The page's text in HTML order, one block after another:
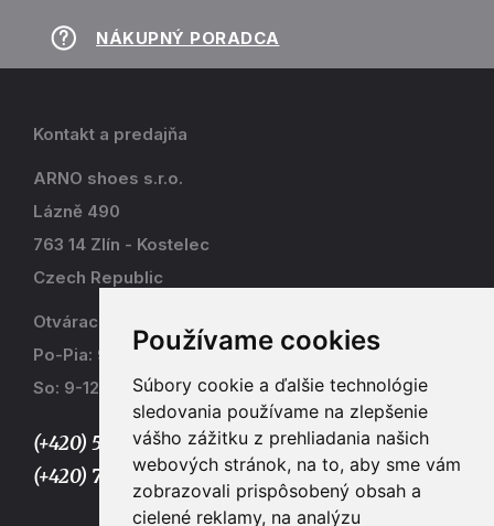
Používame cookies
Súbory cookie a ďalšie technológie
sledovania používame na zlepšenie
vášho zážitku z prehliadania našich
webových stránok, na to, aby sme vám
zobrazovali prispôsobený obsah a
cielené reklamy, na analýzu
NÁKUPNÝ PORADCA
Kontakt a predajňa
ARNO shoes s.r.o.
Lázně 490
763 14 Zlín - Kostelec
Czech Republic
Otváracia doba
Po-Pia: 9-17
So: 9-12
(+420) 577 915 036,
(+420) 773 667 390